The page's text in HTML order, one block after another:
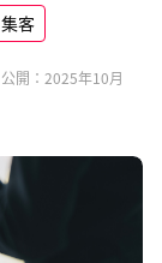
集客
公開：2025年10月